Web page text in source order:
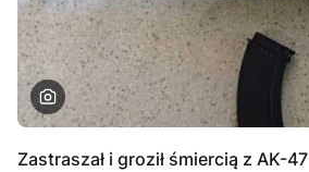
Zastraszał i groził śmiercią z AK-47